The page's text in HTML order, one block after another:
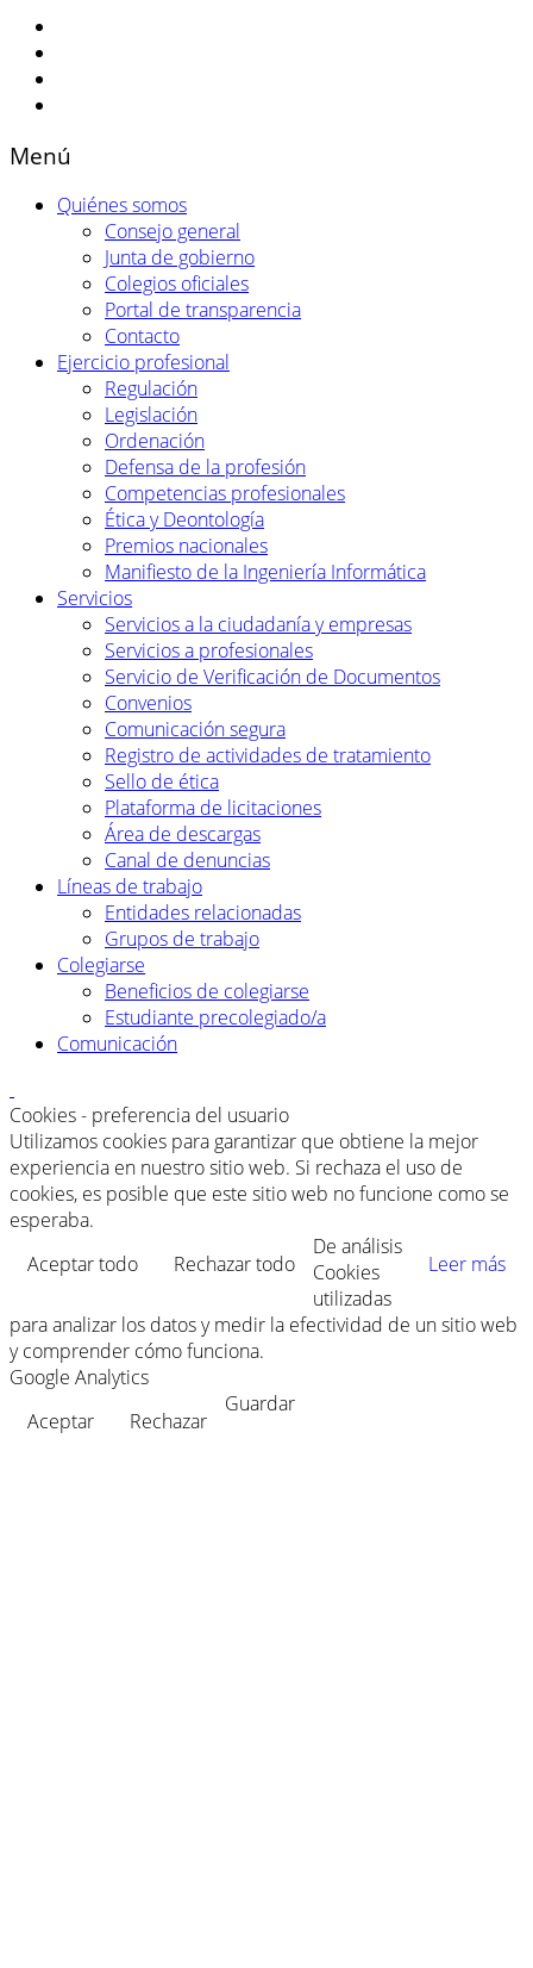
Menú
Quiénes somos
Consejo general
Junta de gobierno
Colegios oficiales
Portal de transparencia
Contacto
Ejercicio profesional
Regulación
Legislación
Ordenación
Defensa de la profesión
Competencias profesionales
Ética y Deontología
Premios nacionales
Manifiesto de la Ingeniería Informática
Servicios
Servicios a la ciudadanía y empresas
Servicios a profesionales
Servicio de Verificación de Documentos
Convenios
Comunicación segura
Registro de actividades de tratamiento
Sello de ética
Plataforma de licitaciones
Área de descargas
Canal de denuncias
Líneas de trabajo
Entidades relacionadas
Grupos de trabajo
Colegiarse
Beneficios de colegiarse
Estudiante precolegiado/a
Comunicación
Cookies - preferencia del usuario
Utilizamos cookies para garantizar que obtiene la mejor
experiencia en nuestro sitio web. Si rechaza el uso de
cookies, es posible que este sitio web no funcione como se
esperaba.
Aceptar todo
Rechazar todo Leer más
De análisis
Cookies
utilizadas
para analizar los datos y medir la efectividad de un sitio web
y comprender cómo funciona.
Google Analytics
Aceptar
Rechazar
Guardar